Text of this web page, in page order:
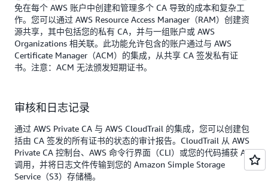
免在每个 AWS 账户中创建和管理多个 CA 导致的成本和复杂工
作。您可以通过 AWS Resource Access Manager（RAM）创建资
源共享，其中包括您的私有 CA，并与一组账户或 AWS
Organizations 相关联。此功能允许包含的账户通过与 AWS
Certificate Manager（ACM）的集成，从共享 CA 签发私有证
书。注意：ACM 无法颁发短期证书。
审核和日志记录
通过 AWS Private CA 与 AWS CloudTrail 的集成，您可以创建包
括由 CA 签发的所有证书的状态的审计报告。CloudTrail 从 AWS
Private CA 控制台、AWS 命令行界面（CLI）或您的代码捕获 API
调用，并将日志文件传输到您的 Amazon Simple Storage
Service（S3）存储桶。